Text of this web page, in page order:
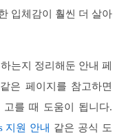
입체감이 훨씬 더 살아
는지 정리해둔 안내 페
은 페이지를 참고하면
고를 때 도움이 됩니다.
지원 안내 같은 공식 도